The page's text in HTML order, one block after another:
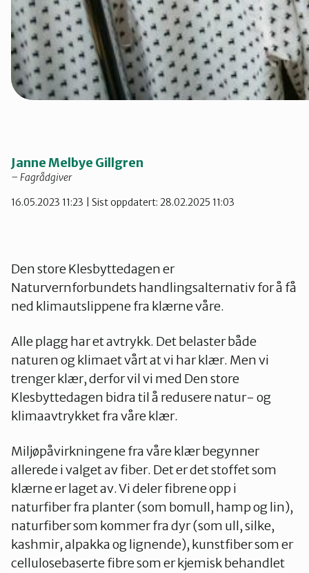
Janne Melbye Gillgren
– Fagrådgiver
16.05.2023 11:23 | Sist oppdatert: 28.02.2025 11:03
Den store Klesbyttedagen er
Naturvernforbundets handlingsalternativ for å få
ned klimautslippene fra klærne våre.
Alle plagg har et avtrykk. Det belaster både
naturen og klimaet vårt at vi har klær. Men vi
trenger klær, derfor vil vi med Den store
Klesbyttedagen bidra til å redusere natur- og
klimaavtrykket fra våre klær.
Miljøpåvirkningene fra våre klær begynner
allerede i valget av fiber. Det er det stoffet som
klærne er laget av. Vi deler fibrene opp i
naturfiber fra planter (som bomull, hamp og lin),
naturfiber som kommer fra dyr (som ull, silke,
kashmir, alpakka og lignende), kunstfiber som er
cellulosebaserte fibre som er kjemisk behandlet